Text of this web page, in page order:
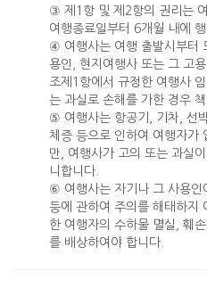
③ 제1항 및 제2항의 권리는
여행종료일부터 6개월 내에
④ 여행사는 여행 출발시부터
용인, 현지여행사 또는 그 고
조제1항에서 규정한 여행사
는 과실로 손해를 가한 경우 책
⑤ 여행사는 항공기, 기차, 선
체증 등으로 인하여 여행자가
만, 여행사가 고의 또는 과실
니합니다.
⑥ 여행사는 자기나 그 사용인
등에 관하여 주의를 해태하지
한 여행자의 수하물 멸실, 훼
를 배상하여야 합니다.